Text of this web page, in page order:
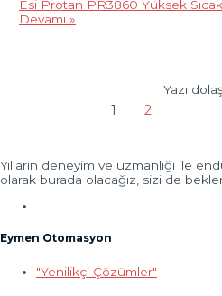
Esi Protan PR3860 Yüksek
Devamı »
Yazı
1 2
Yılların deneyim ve uzmanlığı ile
olarak burada olacağız, sizi de
Eymen Otomasyon
"Yenilikçi Çözümler"